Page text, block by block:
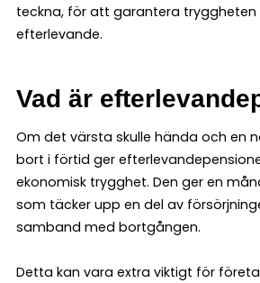
teckna, för att garantera tryggheten
efterlevande.
Vad är
Om det värsta skulle hända och en
bort i förtid ger
ekonomisk trygghet. Den ger en
som täcker upp en del av
samband med bortgången.
Detta kan vara extra viktigt för